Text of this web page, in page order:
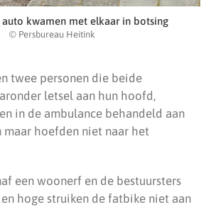
kwamen met elkaar in botsing
© Persbureau Heitink
twee personen die beide
letsel aan hun hoofd,
in de ambulance behandeld aan
maar hoefden niet naar het
een woonerf en de bestuursters
hoge struiken de fatbike niet aan